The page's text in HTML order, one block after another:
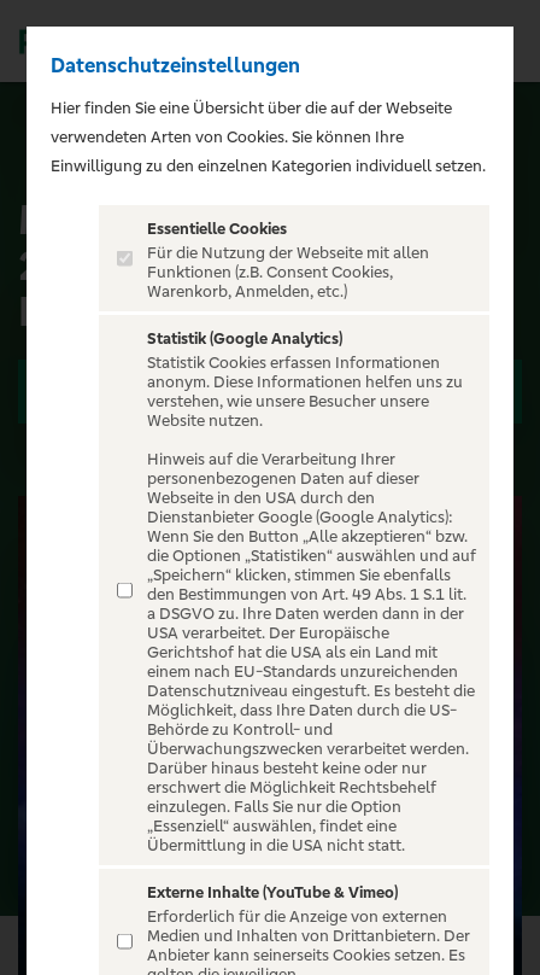
ALLE EVENTS
Maite Kelly & Band - Live
2026 - Schlagerherz &
Flower-Power
Zu den Terminen
Datenschutzeinstellungen
Hier finden Sie eine Übersicht über die auf der Webseite
verwendeten Arten von Cookies. Sie können Ihre
Einwilligung zu den einzelnen Kategorien individuell setzen.
Essentielle Cookies
Für die Nutzung der Webseite mit allen
Funktionen (z.B. Consent Cookies,
Warenkorb, Anmelden, etc.)
Statistik (Google Analytics)
Statistik Cookies erfassen Informationen
anonym. Diese Informationen helfen uns zu
verstehen, wie unsere Besucher unsere
Website nutzen.
Hinweis auf die Verarbeitung Ihrer
personenbezogenen Daten auf dieser
Webseite in den USA durch den
Dienstanbieter Google (Google Analytics):
Wenn Sie den Button „Alle akzeptieren“ bzw.
die Optionen „Statistiken“ auswählen und auf
„Speichern“ klicken, stimmen Sie ebenfalls
den Bestimmungen von Art. 49 Abs. 1 S.1 lit.
a DSGVO zu. Ihre Daten werden dann in der
USA verarbeitet. Der Europäische
Gerichtshof hat die USA als ein Land mit
einem nach EU-Standards unzureichenden
Datenschutzniveau eingestuft. Es besteht die
Möglichkeit, dass Ihre Daten durch die US-
Behörde zu Kontroll- und
Überwachungszwecken verarbeitet werden.
Darüber hinaus besteht keine oder nur
erschwert die Möglichkeit Rechtsbehelf
einzulegen. Falls Sie nur die Option
„Essenziell“ auswählen, findet eine
Übermittlung in die USA nicht statt.
Externe Inhalte (YouTube & Vimeo)
Erforderlich für die Anzeige von externen
Medien und Inhalten von Drittanbietern. Der
Anbieter kann seinerseits Cookies setzen. Es